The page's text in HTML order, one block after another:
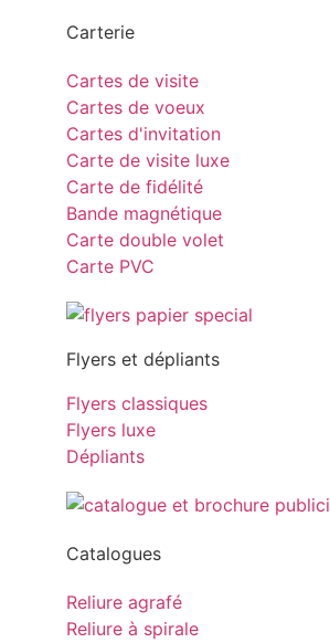
Carterie
Cartes de visite
Cartes de voeux
Cartes d'invitation
Carte de visite luxe
Carte de fidélité
Bande magnétique
Carte double volet
Carte PVC
Flyers et dépliants
Flyers classiques
Flyers luxe
Dépliants
Catalogues
Reliure agrafé
Reliure à spirale